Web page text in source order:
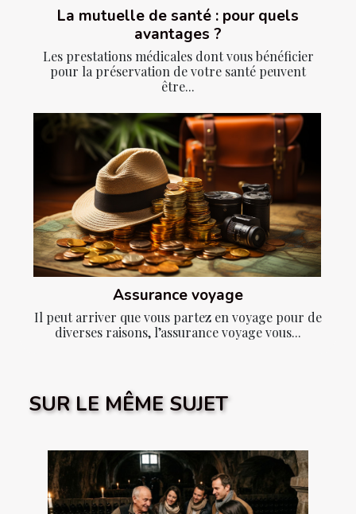
La mutuelle de santé : pour quels
avantages ?
Les prestations médicales dont vous bénéficier
pour la préservation de votre santé peuvent
être...
Assurance voyage
Il peut arriver que vous partez en voyage pour de
diverses raisons, l’assurance voyage vous...
SUR LE MÊME SUJET